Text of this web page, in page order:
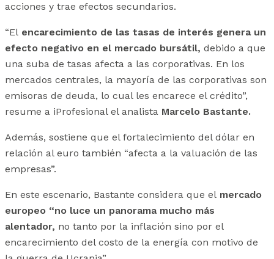
acciones y trae efectos secundarios.
“El encarecimiento de las tasas de interés genera un
efecto negativo en el mercado bursátil, debido a que
una suba de tasas afecta a las corporativas. En los
mercados centrales, la mayoría de las corporativas son
emisoras de deuda, lo cual les encarece el crédito”,
resume a iProfesional el analista Marcelo Bastante.
Además, sostiene que el fortalecimiento del dólar en
relación al euro también “afecta a la valuación de las
empresas”.
En este escenario, Bastante considera que el mercado
europeo “no luce un panorama mucho más
alentador, no tanto por la inflación sino por el
encarecimiento del costo de la energía con motivo de